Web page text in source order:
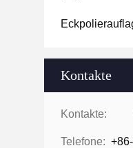
Kontakte
Kontakte:
Telefone: